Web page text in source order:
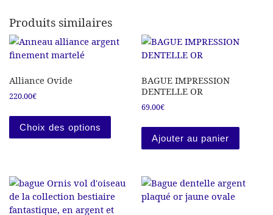
Produits similaires
Alliance Ovide
220.00€
Choix des options
Ce produit a plusieurs variations.
BAGUE IMPRESSION
DENTELLE OR
69.00€
Ajouter au panier